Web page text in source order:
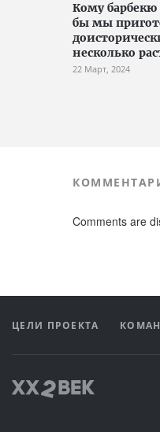
Кому
бы мы
несколько
22 Март, 2024
Comments are
ЦЕЛИ ПРОЕКТА